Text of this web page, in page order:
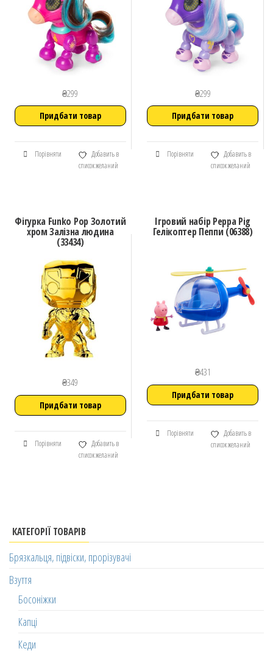
₴299
Придбати товар
Порівняти
Добавить в
список желаний
₴299
Придбати товар
Порівняти
Добавить в
список желаний
Фігурка Funko Pop Золотий
хром Залізна людина
(33434)
₴349
Придбати товар
Порівняти
Добавить в
список желаний
Ігровий набір Peppa Pig
Гелікоптер Пеппи (06388)
₴431
Придбати товар
Порівняти
Добавить в
список желаний
КАТЕГОРІЇ ТОВАРІВ
Брязкальця, підвіски, прорізувачі
Взуття
Босоніжки
Капці
Кеди